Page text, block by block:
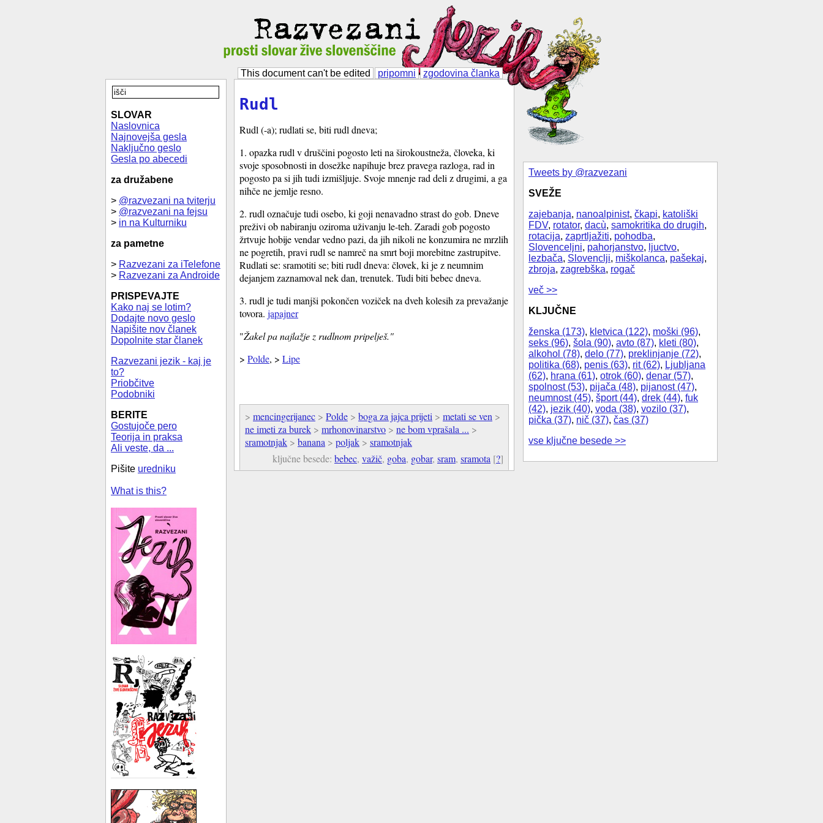
This document can't be edited pripomni zgodovina članka
Tweets by @razvezani
SVEŽE
zajebanja, nanoalpinist, čkapi, katoliški
FDV, rotator, dacù, samokritika do drugih,
rotacija, zaprtljažiti, pohodba,
Slovenceljni, pahorjanstvo, ljuctvo,
lezbača, Slovenclji, miškolanca, pašekaj,
zbroja, zagrebška, rogač
več >>
KLJUČNE
ženska (173), kletvica (122), moški (96),
seks (96), šola (90), avto (87), kleti (80),
alkohol (78), delo (77), preklinjanje (72),
politika (68), penis (63), rit (62), Ljubljana
(62), hrana (61), otrok (60), denar (57),
spolnost (53), pijača (48), pijanost (47),
neumnost (45), šport (44), drek (44), fuk
(42), jezik (40), voda (38), vozilo (37),
pička (37), nič (37), čas (37)
vse ključne besede >>
SLOVAR
Naslovnica
Najnovejša gesla
Naključno geslo
Gesla po abecedi
za družabene
> @razvezani na tviterju
> @razvezani na fejsu
> in na Kulturniku
za pametne
> Razvezani za iTelefone
> Razvezani za Androide
PRISPEVAJTE
Kako naj se lotim?
Dodajte novo geslo
Napišite nov članek
Dopolnite star članek
Razvezani jezik - kaj je
to?
Priobčitve
Podobniki
BERITE
Gostujoče pero
Teorija in praksa
Ali veste, da ...
Pišite uredniku
What is this?
Rudl
Rudl (-a); rudlati se, biti rudl dneva;
1. opazka rudl v druščini pogosto leti na širokoustneža, človeka, ki
svoje sposobnosti in dosežke napihuje brez pravega razloga, rad in
pogosto pa si jih tudi izmišljuje. Svoje mnenje rad deli z drugimi, a ga
nihče ne jemlje resno.
2. rudl označuje tudi osebo, ki goji nenavadno strast do gob. Dneve
preživi ob nabiranju oziroma uživanju le-teh. Zaradi gob pogosto
žrtvuje hobije vendar vedno pazi, da jih nikoli ne konzumira ne mrzlih
ne pogretih, pravi rudl se namreč na smrt boji morebitne zastrupitve.
Rudlati se: sramotiti se; biti rudl dneva: človek, ki je z neumnim
dejanjem zaznamoval nek dan, trenutek. Tudi biti bebec dneva.
3. rudl je tudi manjši pokončen voziček na dveh kolesih za prevažanje
tovora. japajner
"Žakel pa najlažje z rudlnom pripelješ."
> Polde, > Lipe
> mencingerijanec > Polde > boga za jajca prijeti > metati se ven >
ne imeti za burek > mrhonovinarstvo > ne bom vprašala ... >
sramotnjak > banana > poljak > sramotnjak
ključne besede: bebec, važič, goba, gobar, sram, sramota [?]